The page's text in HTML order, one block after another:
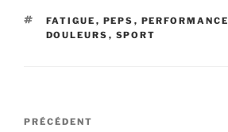
ÉTIQUETTES
FATIGUE , PEPS , PERFORMANCE
DOULEURS , SPORT
Navigation
Article
PRÉCÉDENT